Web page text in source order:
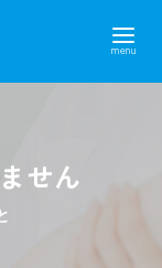
せん